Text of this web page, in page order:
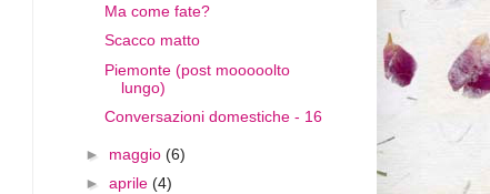
Ma come fate?
Scacco matto
Piemonte (post mooooolto
lungo)
Conversazioni domestiche - 16
► maggio (6)
► aprile (4)